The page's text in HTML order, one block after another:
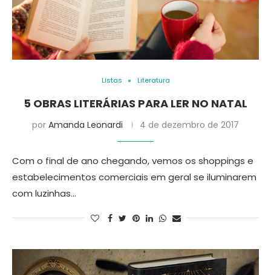
Listas Literatura
5 OBRAS LITERÁRIAS PARA LER NO NATAL
por Amanda Leonardi 4 de dezembro de 2017
Com o final de ano chegando, vemos os shoppings e
estabelecimentos comerciais em geral se iluminarem
com luzinhas…